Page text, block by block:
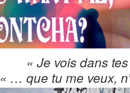
« Je vois dans
« … que tu me veux,